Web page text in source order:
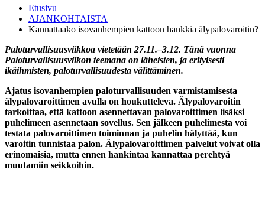
Etusivu
AJANKOHTAISTA
Kannattaako isovanhempien kattoon hankkia älypalovaroitin?
Paloturvallisuusviikkoa vietetään 27.11.–3.12. Tänä vuonna
Paloturvallisuusviikon teemana on läheisten, ja erityisesti
ikäihmisten, paloturvallisuudesta välittäminen.
Ajatus isovanhempien paloturvallisuuden varmistamisesta
älypalovaroittimen avulla on houkutteleva. Älypalovaroitin
tarkoittaa, että kattoon asennettavan palovaroittimen lisäksi
puhelimeen asennetaan sovellus. Sen jälkeen puhelimesta voi
testata palovaroittimen toiminnan ja puhelin hälyttää, kun
varoitin tunnistaa palon. Älypalovaroittimen palvelut voivat olla
erinomaisia, mutta ennen hankintaa kannattaa perehtyä
muutamiin seikkoihin.